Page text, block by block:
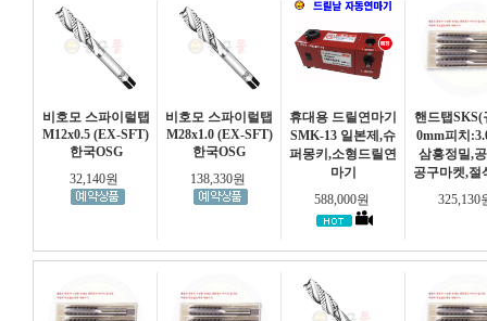
비호모 스파이럴탭
M12x0.5 (EX-SFT)
한국OSG
32,140원
비호모 스파이럴탭
M28x1.0 (EX-SFT)
한국OSG
138,330원
휴대용 드릴연마기
SMK-13 일본제,슈
퍼몽키,소형드릴연
마기
588,000원
핸드탭SKS(
0mm피치
삼흥정밀,
공구마켓,절
325,130